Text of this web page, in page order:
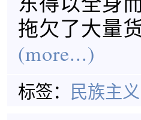
拖欠了大量
(more...)
标签： 民族主义